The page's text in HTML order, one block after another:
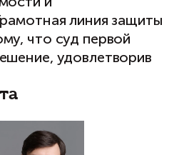
линия защиты
что суд первой
удовлетворив